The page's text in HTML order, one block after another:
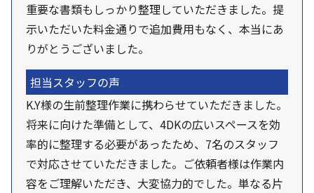
重要な書類もしっかり整理していただきました。提
示いただいた料金通りで追加費用もなく、本当にあ
りがとうございました。
担当スタッフの声
K.Y様の生前整理作業に携わらせていただきました。
将来に向けた準備として、4DKの広いスペースを効
率的に整理する必要があったため、7名のスタッフ
で対応させていただきました。ご依頼者様は作業内
容をご理解いただき、大変協力的でした。単なる片